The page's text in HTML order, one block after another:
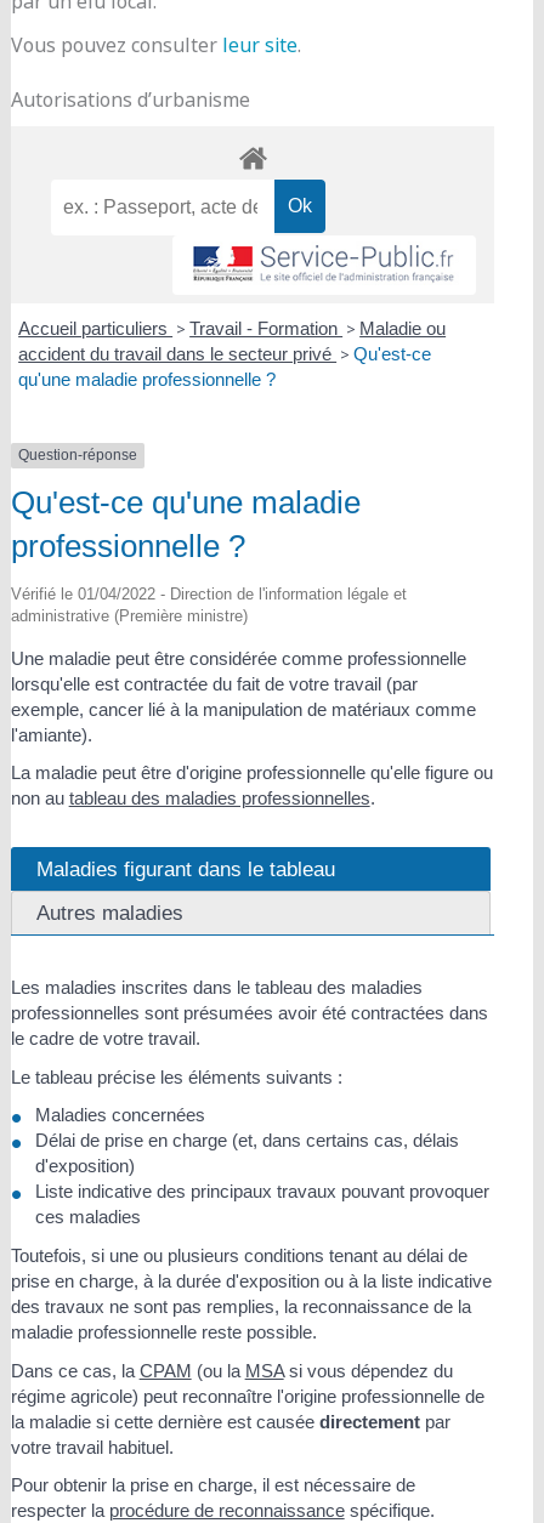
Vous pouvez consulter leur site.
Autorisations d’urbanisme
Accueil particuliers > Travail - Formation > Maladie ou
accident du travail dans le secteur privé > Qu'est-ce
qu'une maladie professionnelle ?
Question-réponse
Qu'est-ce qu'une maladie
professionnelle ?
Vérifié le 01/04/2022 - Direction de l'information légale et
administrative (Première ministre)
Une maladie peut être considérée comme professionnelle
lorsqu'elle est contractée du fait de votre travail (par
exemple, cancer lié à la manipulation de matériaux comme
l'amiante).
La maladie peut être d'origine professionnelle qu'elle figure ou
non au tableau des maladies professionnelles.
Maladies figurant dans le tableau
Autres maladies
Les maladies inscrites dans le tableau des maladies
professionnelles sont présumées avoir été contractées dans
le cadre de votre travail.
Le tableau précise les éléments suivants :
Maladies concernées
Délai de prise en charge (et, dans certains cas, délais
d'exposition)
Liste indicative des principaux travaux pouvant provoquer
ces maladies
Toutefois, si une ou plusieurs conditions tenant au délai de
prise en charge, à la durée d'exposition ou à la liste indicative
des travaux ne sont pas remplies, la reconnaissance de la
maladie professionnelle reste possible.
Dans ce cas, la CPAM (ou la MSAsi vous dépendez du
régime agricole) peut reconnaître l'origine professionnelle de
la maladie si cette dernière est causée directementpar
votre travail habituel.
Pour obtenir la prise en charge, il est nécessaire de
respecter la procédure de reconnaissancespécifique.